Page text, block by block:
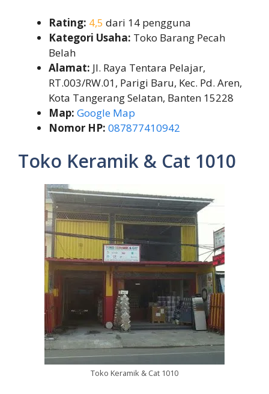
Rating: 4,5 dari 14 pengguna
Kategori Usaha: Toko Barang Pecah
Belah
Alamat: Jl. Raya Tentara Pelajar,
RT.003/RW.01, Parigi Baru, Kec. Pd. Aren,
Kota Tangerang Selatan, Banten 15228
Map: Google Map
Nomor HP: 087877410942
Toko Keramik & Cat 1010
Toko Keramik & Cat 1010